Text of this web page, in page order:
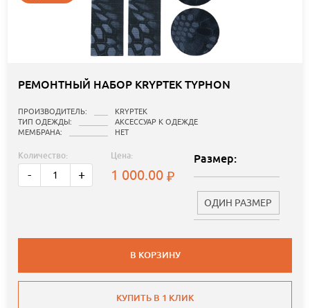
РЕМОНТНЫЙ НАБОР KRYPTEK TYPHON
ПРОИЗВОДИТЕЛЬ:
KRYPTEK
ТИП ОДЕЖДЫ:
АКСЕССУАР К ОДЕЖДЕ
МЕМБРАНА:
НЕТ
Количество:
- +
Цена:
1 000.00
Размер:
ОДИН РАЗМЕР
В КОРЗИНУ
КУПИТЬ В 1 КЛИК